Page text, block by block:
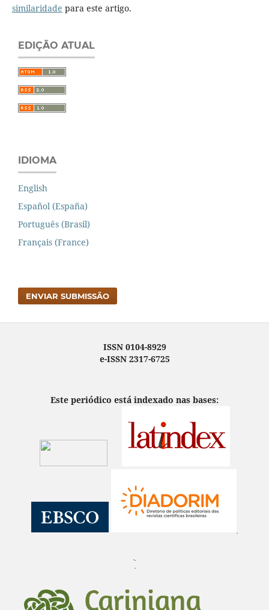
similaridade para este artigo.
EDIÇÃO ATUAL
IDIOMA
English
Español (España)
Português (Brasil)
Français (France)
ENVIAR SUBMISSÃO
ISSN 0104-8929
e-ISSN 2317-6725
Este periódico está indexado nas bases:
¨